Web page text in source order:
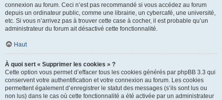
connexion au forum. Ceci n’est pas recommandé si vous accédez au forum
depuis un ordinateur public, comme une librairie, un cybercafé, une université,
etc. Si vous n’arrivez pas à trouver cette case à cocher, il est probable qu’un
administrateur du forum ait désactivé cette fonctionnalité.
Haut
À quoi sert « Supprimer les cookies » ?
Cette option vous permet d’effacer tous les cookies générés par phpBB 3.3 qui
conservent votre authentification et votre connexion au forum. Les cookies
permettent également d’enregistrer le statut des messages (s’ils sont lus ou
non lus) dans le cas où cette fonctionnalité a été activée par un administrateur